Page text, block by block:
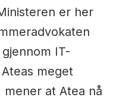
er her
IT-
meget
at Atea nå